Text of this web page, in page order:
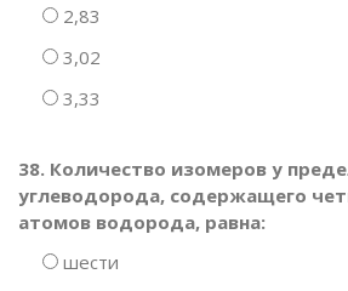
2,83
3,02
3,33
38. Количество изомеров у
углеводорода, содержащего
атомов водорода, равна:
шести